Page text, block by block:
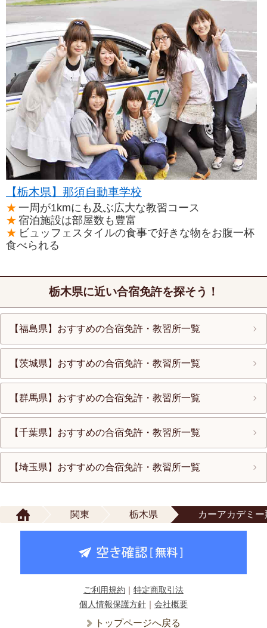
関東 栃木県 カーアカデミ
【栃木県】那須自動車学校
一周が1kmにも及ぶ広大な教習コース
宿泊施設は部屋数も豊富
ビュッフェスタイルの食事で好きな物をお腹一杯
食べられる
栃木県に近い合宿免許を探そう！
【福島県】おすすめの合宿免許・教習所一覧
【茨城県】おすすめの合宿免許・教習所一覧
【群馬県】おすすめの合宿免許・教習所一覧
【千葉県】おすすめの合宿免許・教習所一覧
【埼玉県】おすすめの合宿免許・教習所一覧
ご利用規約 ｜ 特定商取引法
個人情報保護方針 ｜ 会社概要
トップページへ戻る